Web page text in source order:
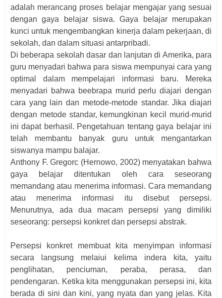
adalah merancang proses belajar mengajar yang sesuai
dengan gaya belajar siswa. Gaya belajar merupakan
kunci untuk mengembangkan kinerja dalam pekerjaan, di
sekolah, dan dalam situasi antarpribadi.
Di beberapa sekolah dasar dan lanjutan di Amerika, para
guru menyadari bahwa para siswa mempunyai cara yang
optimal dalam mempelajari informasi baru. Mereka
menyadari bahwa beebrapa murid perlu diajari dengan
cara yang lain dan metode-metode standar. Jika diajari
dengan metode standar, kemungkinan kecil murid-murid
ini dapat berhasil. Pengetahuan tentang gaya belajar ini
telah membantu banyak guru untuk mengantarkan
siswanya mampu balajar.
Anthony F. Gregorc (Hernowo, 2002) menyatakan bahwa
gaya belajar ditentukan oleh cara seseorang
memandang atau menerima informasi. Cara memandang
atau menerima informasi itu disebut persepsi.
Menurutnya, ada dua macam persepsi yang dimiliki
seseorang: persepsi konkret dan persepsi abstrak.
Persepsi konkret membuat kita menyimpan informasi
secara langsung melaiui kelima indera kita, yaitu
penglihatan, penciuman, peraba, perasa, dan
pendengaran. Ketika kita menggunakan persepsi ini, kita
berada di sini dan kini, yang nyata dan yang jelas. Kita